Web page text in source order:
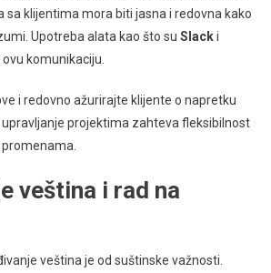
sa klijentima mora biti jasna i redovna kako
Upotreba alata kao što su Slacki
komunikaciju.
i redovno ažurirajte klijente o napretku
projektima zahteva fleksibilnost
veština i rad na
veština je od suštinske važnosti.